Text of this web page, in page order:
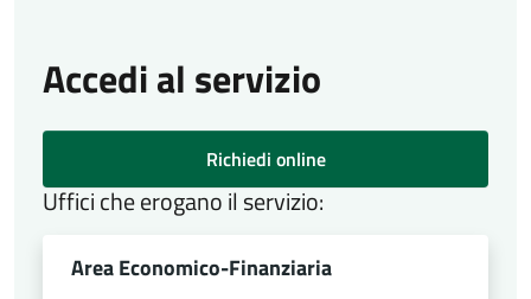
Accedi al servizio
Richiedi online
Uffici che erogano il servizio:
Area Economico-Finanziaria